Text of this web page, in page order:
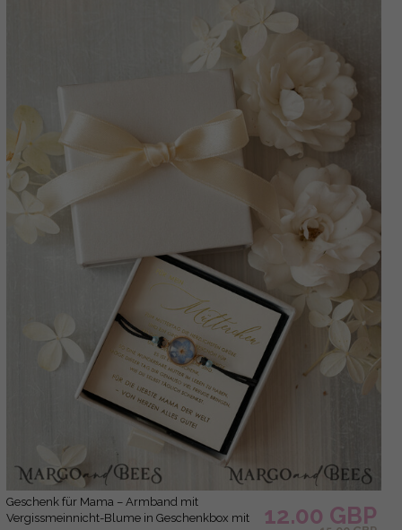
Geschenk für Mama – Armband mit
Vergissmeinnicht-Blume in Geschenkbox mit
12.00 GBP